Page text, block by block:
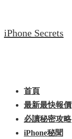
to
iPhone Secrets
Navigation
首頁
最新最快報價
必讀秘密攻略
iPhone秘聞